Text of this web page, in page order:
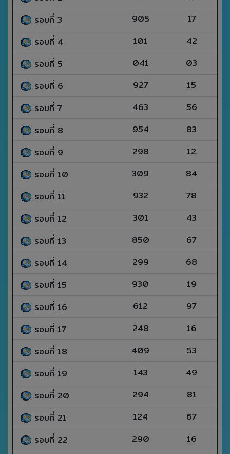
รอบที่ 3
905
17
รอบที่ 4
101
42
รอบที่ 5
041
03
รอบที่ 6
927
15
รอบที่ 7
463
56
รอบที่ 8
954
83
รอบที่ 9
298
12
รอบที่ 10
309
84
รอบที่ 11
932
78
รอบที่ 12
301
43
รอบที่ 13
850
67
รอบที่ 14
299
68
รอบที่ 15
930
19
รอบที่ 16
612
97
รอบที่ 17
248
16
รอบที่ 18
409
53
รอบที่ 19
143
49
รอบที่ 20
294
81
รอบที่ 21
124
67
รอบที่ 22
290
16